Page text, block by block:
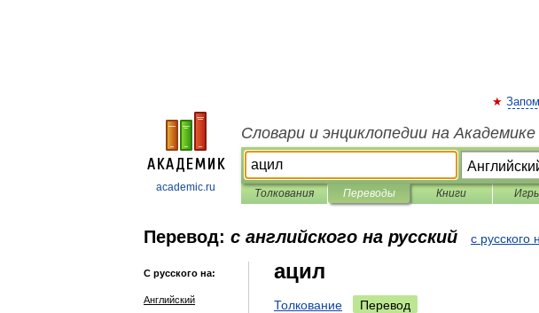
academic.ru
Словари и энциклопедии на Академике
Толкования Переводы Книги
Перевод: с английского на русский с русского
С русского на:
Английский
ацил
Толкование Перевод